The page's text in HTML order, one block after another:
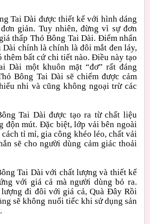
Tai Dài được thiết kế với hình dáng
giản. Tuy nhiên, đừng vì sự đơn
thấp Thỏ Bông Tai Dài. Điểm nhấn
Dài chính là chính là đôi mắt đen láy,
thêm bất cứ chi tiết nào. Điều này tạo
Dài một khuôn mặt “đơ” rất đáng
Bông Tai Dài sẽ chiếm được cảm
nhi và cũng không ngoại trừ các
Tai Dài được tạo ra từ chất liệu
độn mút. Đặc biệt, lớp vải bên ngoài
tỉ mỉ, gia công khéo léo, chất vải
sẽ cho người dùng cảm giác thoải
Tai Dài với chất lượng và thiết kế
với giá cả mà người dùng bỏ ra.
đi đôi với giá cả, Quà Đây Rồi
sẽ không nuối tiếc khi sử dụng sản